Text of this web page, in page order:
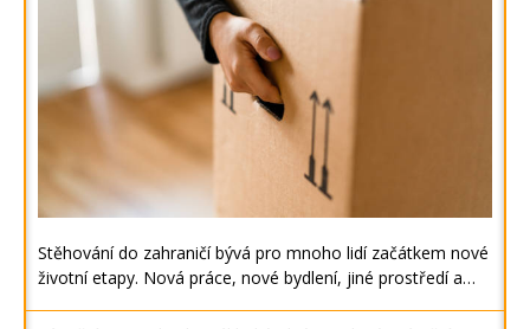
Stěhování do zahraničí bývá pro mnoho lidí začátkem nové
životní etapy. Nová práce, nové bydlení, jiné prostředí a…